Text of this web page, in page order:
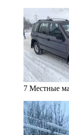
7 Местные